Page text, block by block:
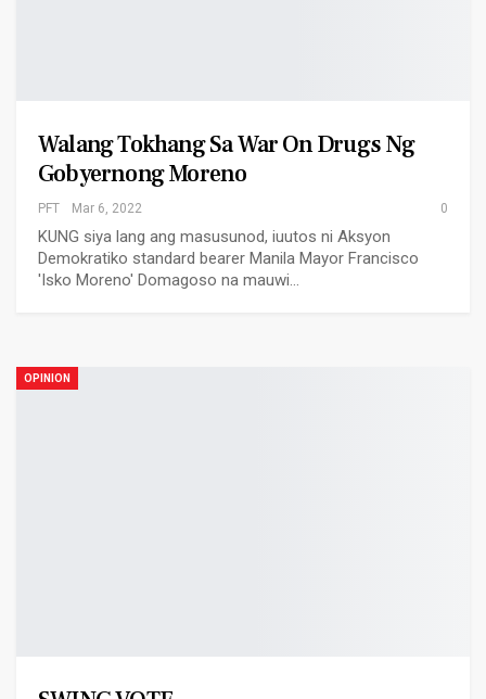
Walang Tokhang Sa War On Drugs Ng
Gobyernong Moreno
PFT Mar 6, 2022 0
KUNG siya lang ang masusunod, iuutos ni Aksyon
Demokratiko standard bearer Manila Mayor Francisco
'Isko Moreno' Domagoso na mauwi…
OPINION